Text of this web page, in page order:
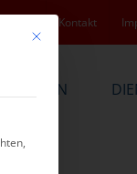
Kontakt
Mit diesem Button